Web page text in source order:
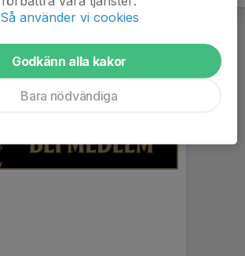
Så använder vi cookies
Godkänn alla kakor
Bara nödvändiga